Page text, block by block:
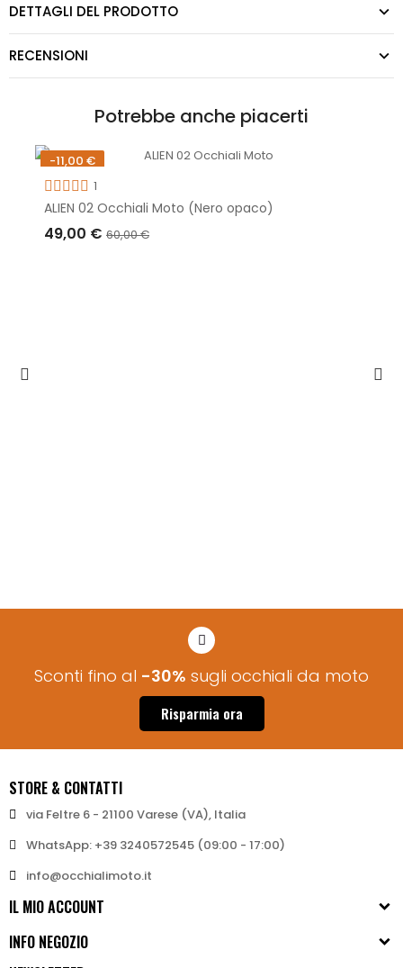
DETTAGLI DEL PRODOTTO
RECENSIONI
Potrebbe anche piacerti
-11,00 €
Non disponibile
1
ALIEN 02 Occhiali Moto (Nero opaco)
49,00 € 60,00 €
Sconti fino al -30% sugli occhiali da moto
Risparmia ora
STORE & CONTATTI
via Feltre 6 - 21100 Varese (VA), Italia
WhatsApp: +39 3240572545 (09:00 - 17:00)
info@occhialimoto.it
IL MIO ACCOUNT
INFO NEGOZIO